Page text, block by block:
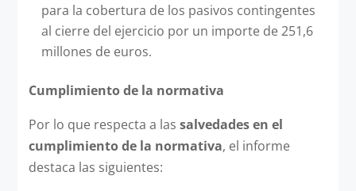
para la cobertura de los pasivos contingentes
al cierre del ejercicio por un importe de 251,6
millones de euros.
Cumplimiento de la normativa
Por lo que respecta a las salvedades en el
cumplimiento de la normativa, el informe
destaca las siguientes: